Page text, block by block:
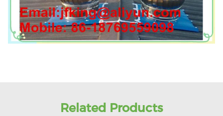
Related Products